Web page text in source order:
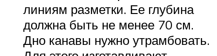
линиям разметки. Ее глубина
должна быть не менее 70 см.
Дно канавы нужно утрамбовать.